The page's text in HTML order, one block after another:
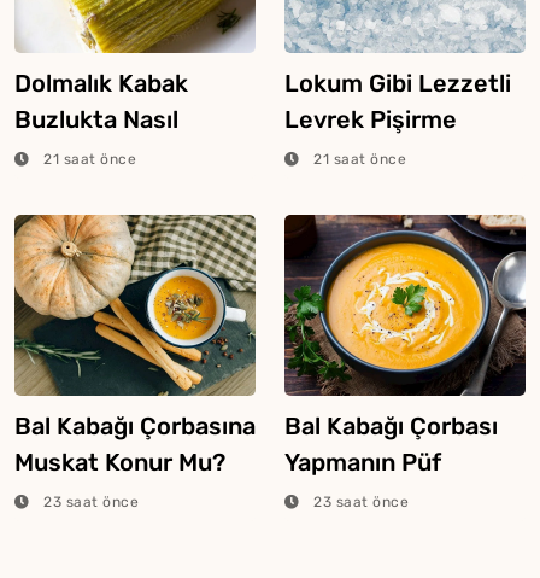
Dolmalık Kabak
Buzlukta Nasıl
Saklanır?
21 saat önce
Lokum Gibi Lezzetli
Levrek Pişirme
Tüyosu
21 saat önce
Bal Kabağı Çorbasına
Muskat Konur Mu?
23 saat önce
Bal Kabağı Çorbası
Yapmanın Püf
Noktaları
23 saat önce